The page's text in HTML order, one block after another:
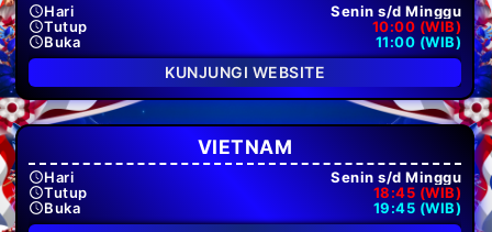
Hari
Senin s/d Minggu
Tutup
10:00 (WIB)
Buka
11:00 (WIB)
KUNJUNGI WEBSITE
VIETNAM
Hari
Senin s/d Minggu
Tutup
18:45 (WIB)
Buka
19:45 (WIB)